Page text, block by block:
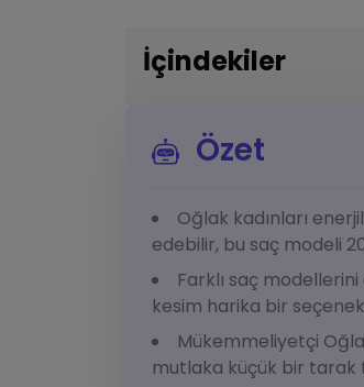
İçindekiler
Özet
Oğlak kadınları
edebilir, bu saç modeli
Farklı saç
kesim harika bir
Mükemmeliyetçi
mutlaka küçük bir tarak